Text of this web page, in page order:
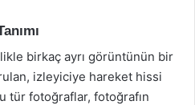
birkaç ayrı görüntünün bir
izleyiciye hareket hissi
tür fotoğraflar, fotoğrafın